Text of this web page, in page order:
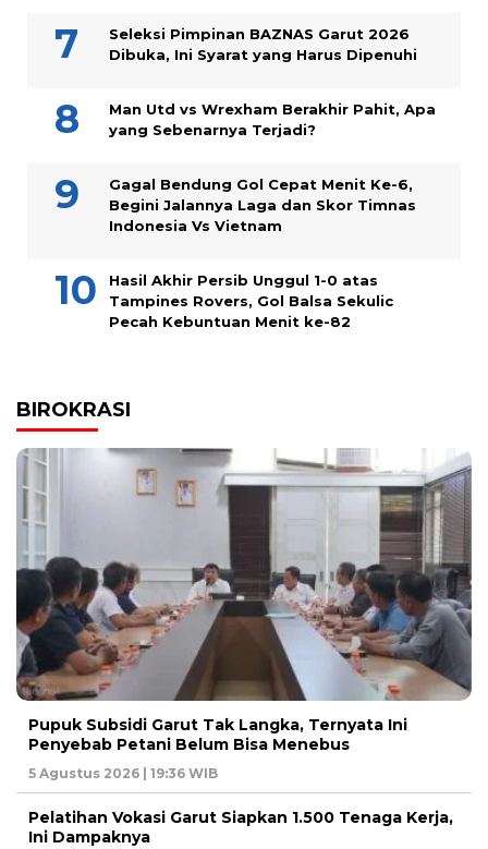
Seleksi Pimpinan BAZNAS Garut 2026
Dibuka, Ini Syarat yang Harus Dipenuhi
Man Utd vs Wrexham Berakhir Pahit, Apa
yang Sebenarnya Terjadi?
Gagal Bendung Gol Cepat Menit Ke-6,
Begini Jalannya Laga dan Skor Timnas
Indonesia Vs Vietnam
Hasil Akhir Persib Unggul 1-0 atas
Tampines Rovers, Gol Balsa Sekulic
Pecah Kebuntuan Menit ke-82
BIROKRASI
Pupuk Subsidi Garut Tak Langka, Ternyata Ini
Penyebab Petani Belum Bisa Menebus
5 Agustus 2026 | 19:36 WIB
Pelatihan Vokasi Garut Siapkan 1.500 Tenaga Kerja,
Ini Dampaknya